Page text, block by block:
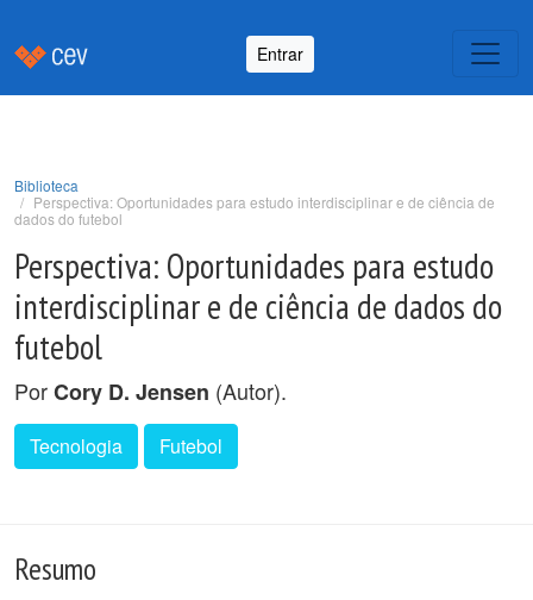
Entrar
Biblioteca
Perspectiva: Oportunidades para estudo interdisciplinar e de ciência de
dados do futebol
Perspectiva: Oportunidades para estudo
interdisciplinar e de ciência de dados do
futebol
PorCory D. Jensen (Autor).
Tecnologia Futebol
Resumo